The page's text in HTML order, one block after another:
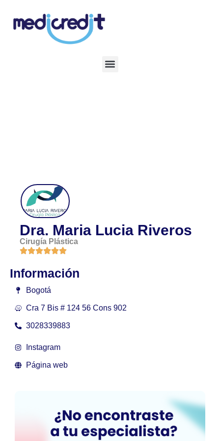
Dra. Maria Lucia Riveros
Cirugía Plástica
Información
Bogotá
Cra 7 Bis # 124 56 Cons 902
3028339883
Instagram
Página web